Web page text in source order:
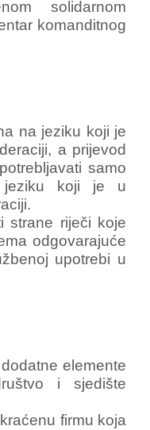
solidarnom
komanditnog
na jeziku koji je
a prijevod
samo
jeziku koji je u
strane riječi koje
odgovarajuće
upotrebi u
elemente
i sjedište
firmu koja